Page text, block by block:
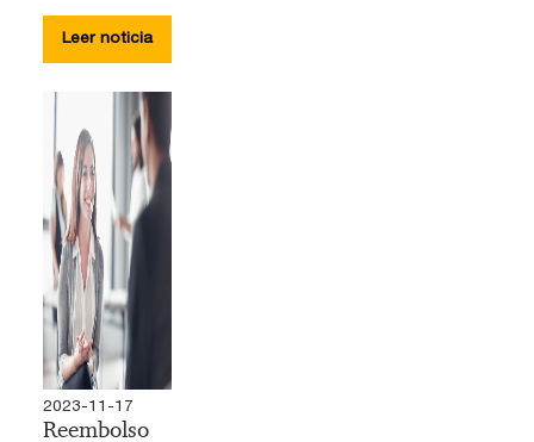
Leer noticia
2023-11-17
Reembolso